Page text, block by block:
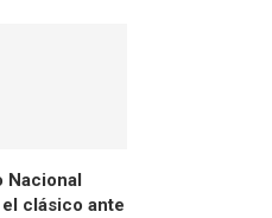
Nacional
clásico ante